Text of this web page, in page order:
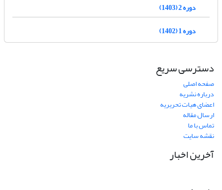
دوره 2 (1403)
دوره 1 (1402)
دسترسی سریع
صفحه اصلی
درباره نشریه
اعضای هیات تحریریه
ارسال مقاله
تماس با ما
نقشه سایت
آخرین اخبار